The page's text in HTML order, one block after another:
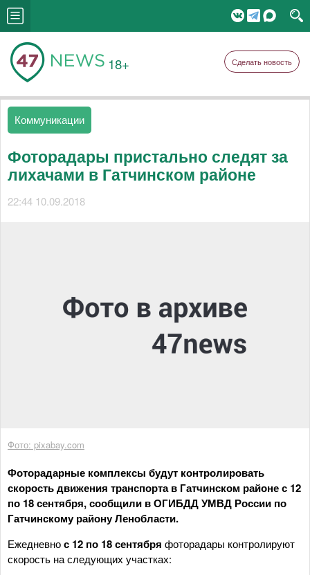
18+ Сделать новость
Коммуникации
Фоторадары пристально следят за
лихачами в Гатчинском районе
22:44 10.09.2018
Фото: pixabay.com
Фоторадарные комплексы будут контролировать
скорость движения транспорта в Гатчинском районе с 12
по 18 сентября, сообщили в ОГИБДД УМВД России по
Гатчинскому району Ленобласти.
Ежедневнос 12 по 18 сентября фоторадары контролируют
скорость на следующих участках: